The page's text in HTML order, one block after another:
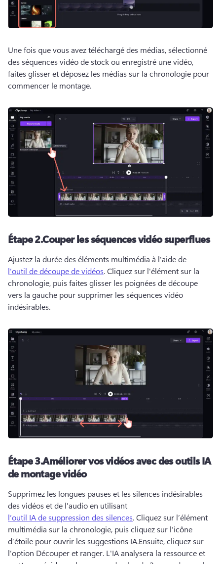
Une fois que vous avez téléchargé des médias, sélectionné
des séquences vidéo de stock ou enregistré une vidéo,
faites glisser et déposez les médias sur la chronologie pour
commencer le montage.
Étape 2.Couper les séquences vidéo superflues
Ajustez la durée des éléments multimédia à l'aide de
l’outil de découpe de vidéos. Cliquez sur l'élément sur la
chronologie, puis faites glisser les poignées de découpe
vers la gauche pour supprimer les séquences vidéo
indésirables.
Étape 3.Améliorer vos vidéos avec des outils IA
de montage vidéo
Supprimez les longues pauses et les silences indésirables
des vidéos et de l'audio en utilisant
l’outil IA de suppression des silences. Cliquez sur l’élément
multimédia sur la chronologie, puis cliquez sur l’icône
d’étoile pour ouvrir les suggestions IA.Ensuite, cliquez sur
l’option Découper et ranger. L'IA analysera la ressource et